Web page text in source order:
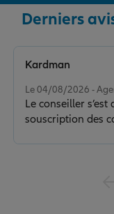
Derniers
Le 04/08/2026 -
Le conseiller
souscription des
Kardman